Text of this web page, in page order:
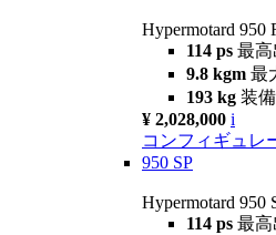
Hypermotard 950
114 ps 最高
9.8 kgm 最
193 kg 装
¥ 2,028,000 i
コンフィギュレ
950 SP
Hypermotard 950
114 ps 最高